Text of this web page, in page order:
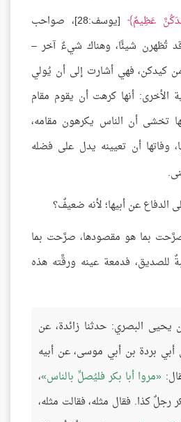
عَظِيمٌ
[يوسف:28]، صواحب
تُظهرن شيئًا، وهناك شيءٌ آخر –
كيدكن، فهي أشارت إلى أن يُولي
الأخرى: أنها كرهت أن يقوم مقام
تخشى أن الناس يكرهون مقامه،
وفاتها أن تعيينه يدل على فضله
الدفاع عن أبيها؛ لأنه ضعيفٌ؟
بما هو مقصودها، صرَّحت بما
للصديق، فدمعة عينه ورقَّته هذه
بن يحيى البصري: حدثنا زائدة، عن
أبي بردة بن أبي موسى، عن أبيه
مروا أبا بكر فليُصلِّ بالناس ،
رجلٌ كذا. فقال مثله، فقالت مثله،